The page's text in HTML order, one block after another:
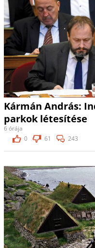
Kármán András:
parkok létesítése
6 órája
0
61 243